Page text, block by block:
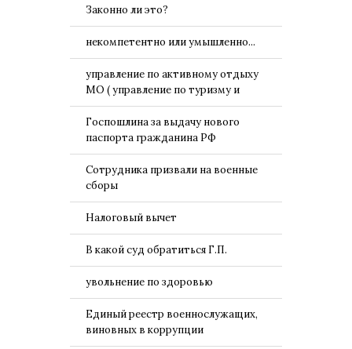
Законно ли это?
некомпетентно или умышленно...
управление по активному отдыху
МО ( управление по туризму и
Госпошлина за выдачу нового
паспорта гражданина РФ
Сотрудника призвали на военные
сборы
Налоговый вычет
В какой суд обратиться Г.П.
увольнение по здоровью
Единый реестр военнослужащих,
виновных в коррупции